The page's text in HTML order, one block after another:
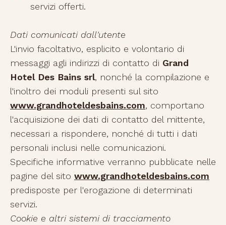
servizi offerti.
Dati comunicati dall'utente
L'invio facoltativo, esplicito e volontario di
messaggi agli indirizzi di contatto di Grand
Hotel Des Bains srl, nonché la compilazione e
l'inoltro dei moduli presenti sul sito
www.grandhoteldesbains.com, comportano
l'acquisizione dei dati di contatto del mittente,
necessari a rispondere, nonché di tutti i dati
personali inclusi nelle comunicazioni.
Specifiche informative verranno pubblicate nelle
pagine del sito www.grandhoteldesbains.com
predisposte per l'erogazione di determinati
servizi.
Cookie e altri sistemi di tracciamento